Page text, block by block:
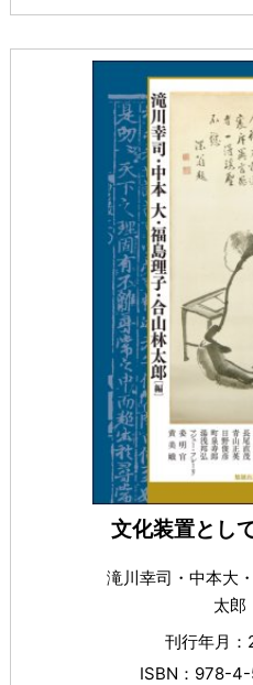
文化装置とし
滝川幸司・中本大
太
刊行年月：
ISBN：978-